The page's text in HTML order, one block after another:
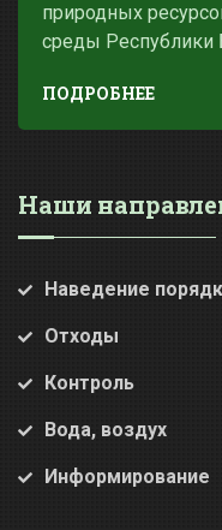
природных
среды Республики
ПОДРОБНЕЕ
Наши
Наведение
Отходы
Контроль
Вода, воздух
Информирование